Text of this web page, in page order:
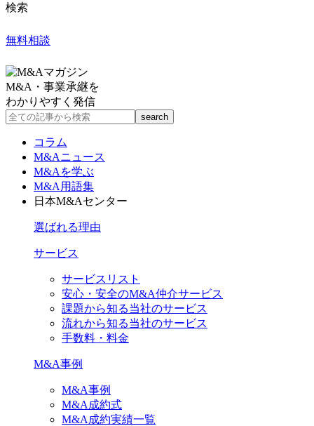
検索
無料相談
M&A・事業承継を
わかりやすく発信
コラム
M&Aニュース
M&Aを学ぶ
M&A用語集
日本M&Aセンター
選ばれる理由
サービス
サービスリスト
安心・安全のM&A仲介サービス
課題から知る当社のサービス
流れから知る当社のサービス
手数料・料金
M&A事例
M&A事例
M&A成約式
M&A成約実績一覧